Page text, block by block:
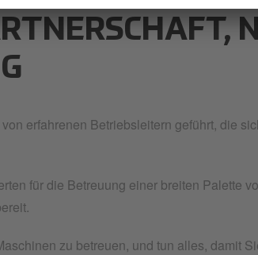
erfahrenen Betriebsleitern geführt, die
für die Betreuung einer breiten Palette
zu betreuen, und tun alles, damit